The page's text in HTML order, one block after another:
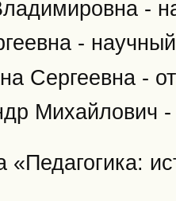
-
-
Сергеевна -
Михайлович -
«Педагогика: